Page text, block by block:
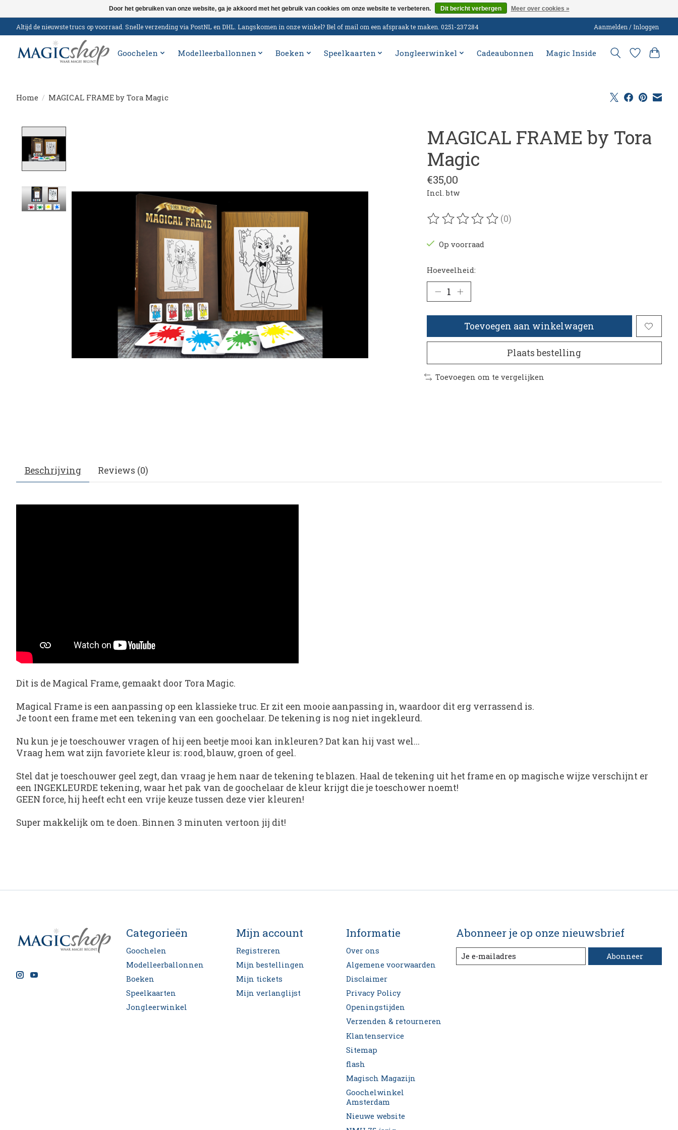
Altijd de nieuwste trucs op voorraad. Snelle verzending via PostNL en DHL. Langskomen in onze winkel? Bel of mail om een afspraak te maken. 0251-237284 Aanmelden / Inloggen
Goochelen Modelleerballonnen Boeken Speelkaarten Jongleerwinkel Cadeaubonnen Magic Inside
Home / MAGICAL FRAME by Tora Magic
MAGICAL FRAME by Tora
Magic
€35,00
Incl. btw
De beoordeling van dit product is
(0)
Op voorraad
Hoeveelheid:
Toevoegen aan winkelwagen
Plaats bestelling
Toevoegen om te vergelijken
Beschrijving Reviews (0)
Dit is de Magical Frame, gemaakt door Tora Magic.
Magical Frame is een aanpassing op een klassieke truc. Er zit een mooie aanpassing in, waardoor dit erg verrassend is.
Je toont een frame met een tekening van een goochelaar. De tekening is nog niet ingekleurd.
Nu kun je je toeschouwer vragen of hij een beetje mooi kan inkleuren? Dat kan hij vast wel...
Vraag hem wat zijn favoriete kleur is: rood, blauw, groen of geel.
Stel dat je toeschouwer geel zegt, dan vraag je hem naar de tekening te blazen. Haal de tekening uit het frame en op magische wijze verschijnt er
een INGEKLEURDE tekening, waar het pak van de goochelaar de kleur krijgt die je toeschower noemt!
GEEN force, hij heeft echt een vrije keuze tussen deze vier kleuren!
Super makkelijk om te doen. Binnen 3 minuten vertoon jij dit!
Categorieën
Goochelen
Modelleerballonnen
Boeken
Speelkaarten
Jongleerwinkel
Mijn account
Registreren
Mijn bestellingen
Mijn tickets
Mijn verlanglijst
Informatie
Over ons
Algemene voorwaarden
Disclaimer
Privacy Policy
Openingstijden
Verzenden & retourneren
Klantenservice
Sitemap
flash
Magisch Magazijn
Goochelwinkel
Amsterdam
Nieuwe website
Abonneer je op onze nieuwsbrief
Abonneer
Door het gebruiken van onze website, ga je akkoord met het gebruik van cookies om onze website te verbeteren. Dit bericht verbergen Meer over cookies »